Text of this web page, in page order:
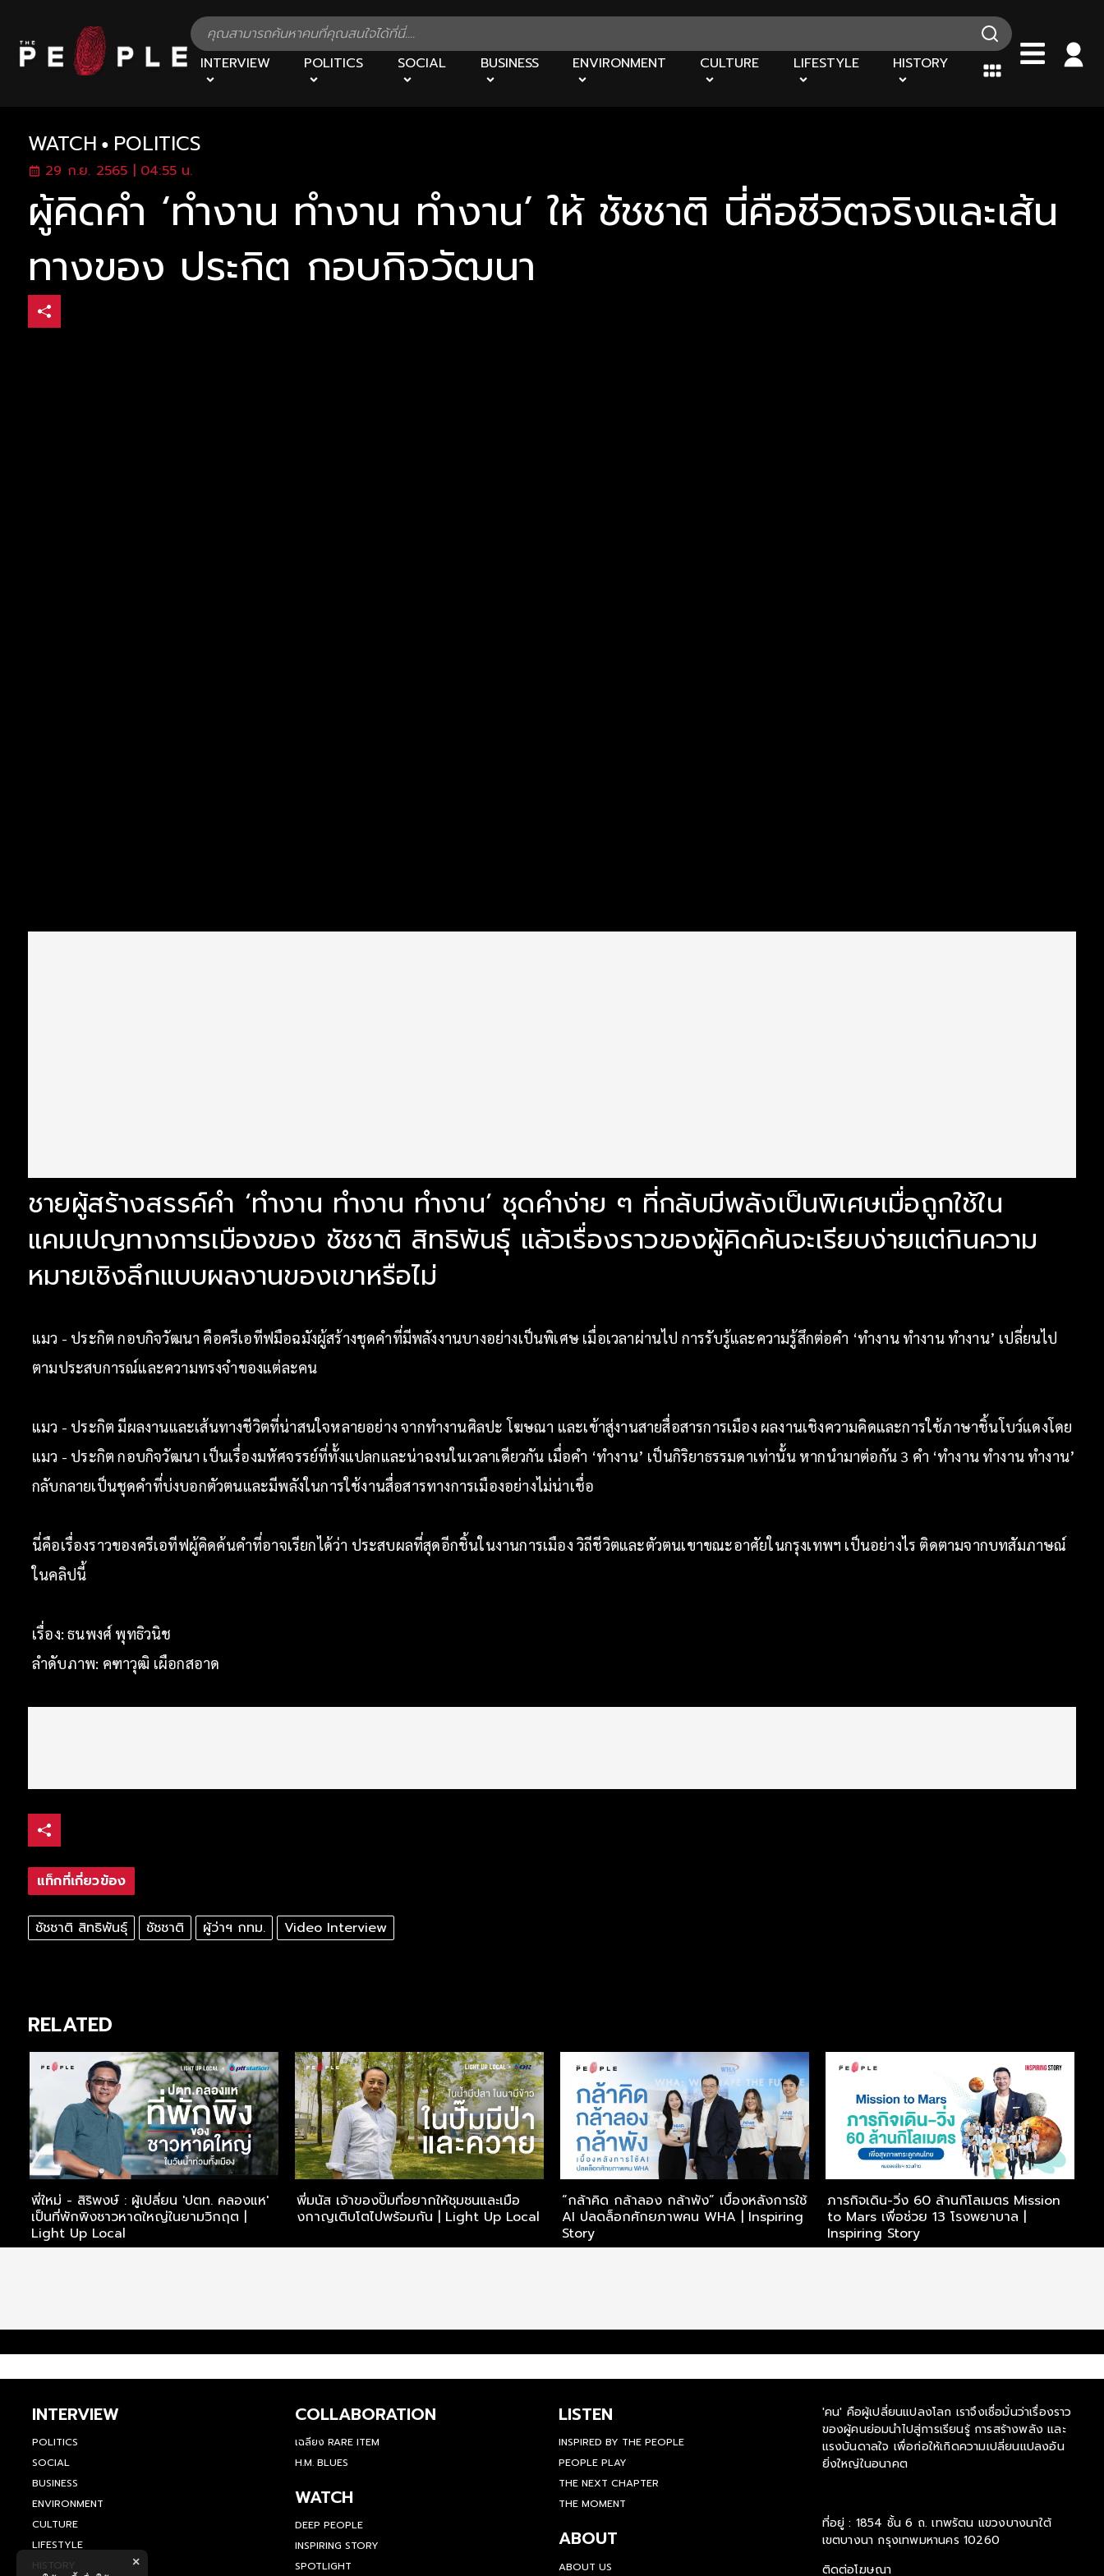
INTERVIEW POLITICS SOCIAL BUSINESS ENVIRONMENT CULTURE LIFESTYLE HISTORY
WATCH POLITICS
29 ก.ย. 2565 | 04:55 น.
ผู้คิดคำ ‘ทำงาน ทำงาน ทำงาน’ ให้ ชัชชาติ นี่คือชีวิตจริงและเส้น
ทางของ ประกิต กอบกิจวัฒนา
ชายผู้สร้างสรรค์คำ ‘ทำงาน ทำงาน ทำงาน’ ชุดคำง่าย ๆ ที่กลับมีพลังเป็นพิเศษเมื่อถูกใช้ใน
แคมเปญทางการเมืองของ ชัชชาติ สิทธิพันธุ์ แล้วเรื่องราวของผู้คิดค้นจะเรียบง่ายแต่กินความ
หมายเชิงลึกแบบผลงานของเขาหรือไม่
แมว - ประกิต กอบกิจวัฒนา คือครีเอทีฟมือฉมังผู้สร้างชุดคำที่มีพลังงานบางอย่างเป็นพิเศษ เมื่อเวลาผ่านไป การรับรู้และความรู้สึกต่อคำ ‘ทำงาน ทำงาน ทำงาน’ เปลี่ยนไป
ตามประสบการณ์และความทรงจำของแต่ละคน
แมว - ประกิต มีผลงานและเส้นทางชีวิตที่น่าสนใจหลายอย่าง จากทำงานศิลปะ โฆษณา และเข้าสู่งานสายสื่อสารการเมือง ผลงานเชิงความคิดและการใช้ภาษาชิ้นโบว์แดงโดย
แมว - ประกิต กอบกิจวัฒนา เป็นเรื่องมหัศจรรย์ที่ทั้งแปลกและน่าฉงนในเวลาเดียวกัน เมื่อคำ ‘ทำงาน’ เป็นกิริยาธรรมดาเท่านั้น หากนำมาต่อกัน 3 คำ ‘ทำงาน ทำงาน ทำงาน’
กลับกลายเป็นชุดคำที่บ่งบอกตัวตนและมีพลังในการใช้งานสื่อสารทางการเมืองอย่างไม่น่าเชื่อ
นี่คือเรื่องราวของครีเอทีฟผู้คิดค้นคำที่อาจเรียกได้ว่า ประสบผลที่สุดอีกชิ้นในงานการเมือง วิถีชีวิตและตัวตนเขาขณะอาศัยในกรุงเทพฯ เป็นอย่างไร ติดตามจากบทสัมภาษณ์
ในคลิปนี้
เรื่อง: ธนพงศ์ พุทธิวนิช
ลำดับภาพ: คฑาวุฒิ เผือกสอาด
แท็กที่เกี่ยวข้อง
ชัชชาติ สิทธิพันธุ์ ชัชชาติ ผู้ว่าฯ กทม. Video Interview
RELATED
พี่ใหม่ - สิริพงษ์ : ผู้เปลี่ยน 'ปตท. คลองแห'
เป็นที่พักพิงชาวหาดใหญ่ในยามวิกฤต |
Light Up Local
พี่มนัส เจ้าของปั๊มที่อยากให้ชุมชนและเมือ
งกาญเติบโตไปพร้อมกัน | Light Up Local
“กล้าคิด กล้าลอง กล้าพัง” เบื้องหลังการใช้
AI ปลดล็อกศักยภาพคน WHA | Inspiring
Story
ภารกิจเดิน-วิ่ง 60 ล้านกิโลเมตร Mission
to Mars เพื่อช่วย 13 โรงพยาบาล |
Inspiring Story
INTERVIEW
POLITICS
SOCIAL
BUSINESS
ENVIRONMENT
CULTURE
LIFESTYLE
HISTORY
COLLABORATION
เฉลียง RARE ITEM
H.M. BLUES
WATCH
DEEP PEOPLE
INSPIRING STORY
SPOTLIGHT
LISTEN
INSPIRED BY THE PEOPLE
PEOPLE PLAY
THE NEXT CHAPTER
THE MOMENT
ABOUT
ABOUT US
'คน' คือผู้เปลี่ยนแปลงโลก เราจึงเชื่อมั่นว่าเรื่องราว
ของผู้คนย่อมนำไปสู่การเรียนรู้ การสร้างพลัง และ
แรงบันดาลใจ เพื่อก่อให้เกิดความเปลี่ยนแปลงอัน
ยิ่งใหญ่ในอนาคต
ที่อยู่ : 1854 ชั้น 6 ถ. เทพรัตน แขวงบางนาใต้
เขตบางนา กรุงเทพมหานคร 10260
ติดต่อโฆษณา
×